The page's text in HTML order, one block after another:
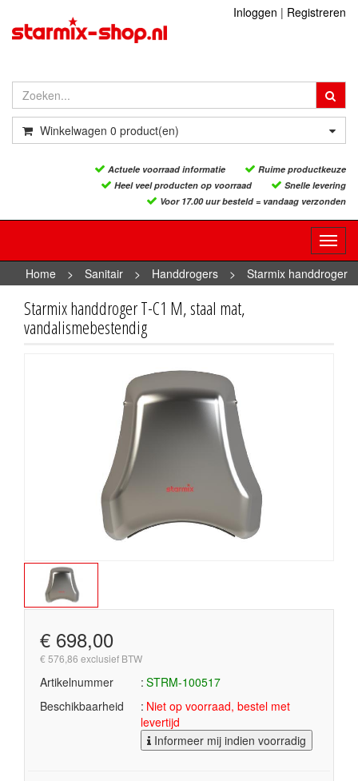
Inloggen | Registreren
Winkelwagen 0 product(en)
Actuele voorraad informatie
Ruime productkeuze
Heel veel producten op voorraad
Snelle levering
Voor 17.00 uur besteld = vandaag verzonden
Home
> Sanitair > Handdrogers >
Starmix handdroger
T-C1 M, staal mat, vandalismebestendig
Starmix handdroger T-C1 M, staal mat,
vandalismebestendig
€ 698,00
€ 576,86 exclusief BTW
Artikelnummer
STRM-100517
Beschikbaarheid
Niet op voorraad, bestel met
levertijd
Informeer mij indien voorradig